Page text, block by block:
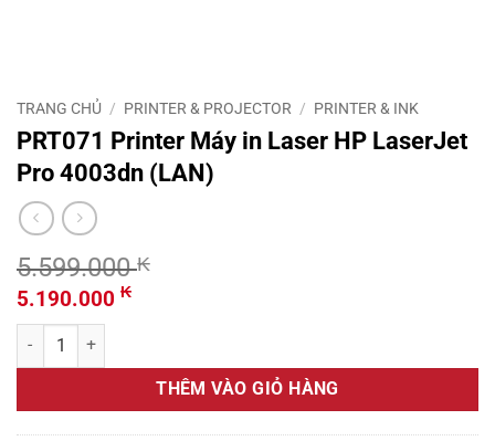
TRANG CHỦ / PRINTER & PROJECTOR / PRINTER & INK
PRT071 Printer Máy in Laser HP LaserJet
Pro 4003dn (LAN)
5.599.000₭
Giá
gốc
là:
5.599.000 ₭.
5.190.000 ₭Giá
là:
5.190.000 ₭.
PRT071 Printer Máy in Laser HP LaserJet Pro 4003dn (LAN) số
THÊM VÀO GIỎ HÀNG